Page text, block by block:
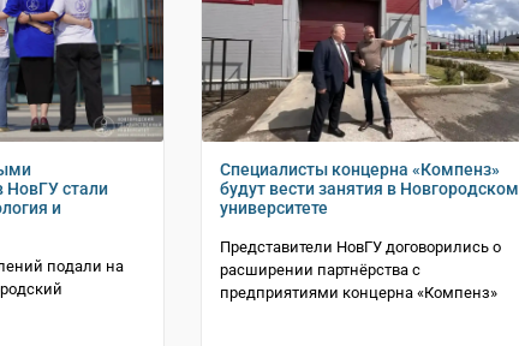
НовГУ стали
и
подали на
Специалисты концерна «Компенз»
будут вести занятия в Новгородском
университете
Представители НовГУ договорились о
расширении партнёрства с
предприятиями концерна «Компенз»